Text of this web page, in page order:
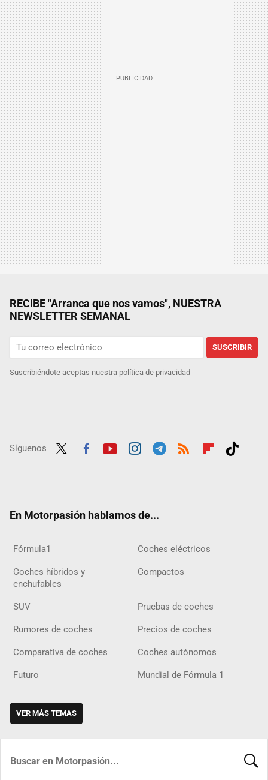
RECIBE "Arranca que nos vamos", NUESTRA
NEWSLETTER SEMANAL
SUSCRIBIR
Suscribiéndote aceptas nuestra política de privacidad
Síguenos
En Motorpasión hablamos de...
Fórmula1 Coches eléctricos
Coches híbridos y
enchufables
Compactos
SUV Pruebas de coches
Rumores de coches Precios de coches
Comparativa de coches Coches autónomos
Futuro Mundial de Fórmula 1
VER MÁS TEMAS